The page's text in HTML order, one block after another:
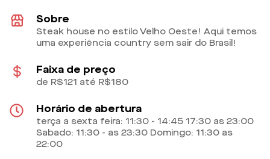
Sobre
Steak house no estilo Velho Oeste! Aqui temos
uma experiência country sem sair do Brasil!
Faixa de preço
de R$121 até R$180
Horário de abertura
terça a sexta feira: 11:30 - 14:45 17:30 as 23:00
Sabado: 11:30 - as 23:30 Domingo: 11:30 as
22:00